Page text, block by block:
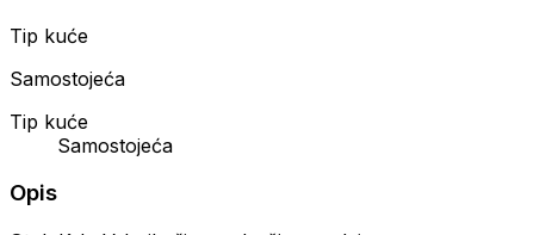
Tip kuće
Samostojeća
Tip kuće
Samostojeća
Opis